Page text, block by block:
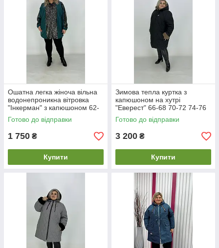
Ошатна легка жіноча вільна
водонепроникна вітровка
"Інкерман" з капюшоном 62-
64 66-68 70-72 74-76
Готово до відправки
1 750 ₴
Купити
Зимова тепла куртка з
капюшоном на хутрі
"Еверест" 66-68 70-72 74-76
78-80
Готово до відправки
3 200 ₴
Купити